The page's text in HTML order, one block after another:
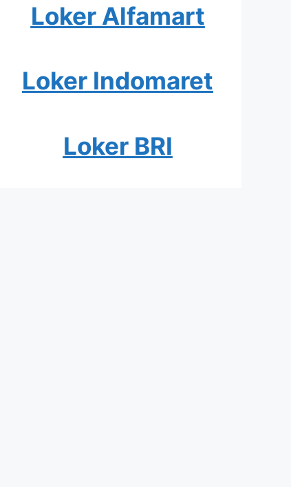
Loker Alfamart
Loker Indomaret
Loker BRI